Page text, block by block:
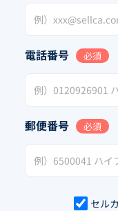
電話番号 必須
郵便番号 必須
セル